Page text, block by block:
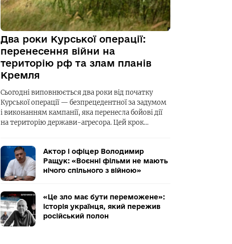
Два роки Курської операції:
перенесення війни на
територію рф та злам планів
Кремля
Сьогодні виповнюється два роки від початку
Курської операції — безпрецедентної за задумом
і виконанням кампанії, яка перенесла бойові дії
на територію держави-агресора. Цей крок…
Актор і офіцер Володимир
Ращук: «Воєнні фільми не мають
нічого спільного з війною»
«Це зло має бути переможене»:
історія українця, який пережив
російський полон